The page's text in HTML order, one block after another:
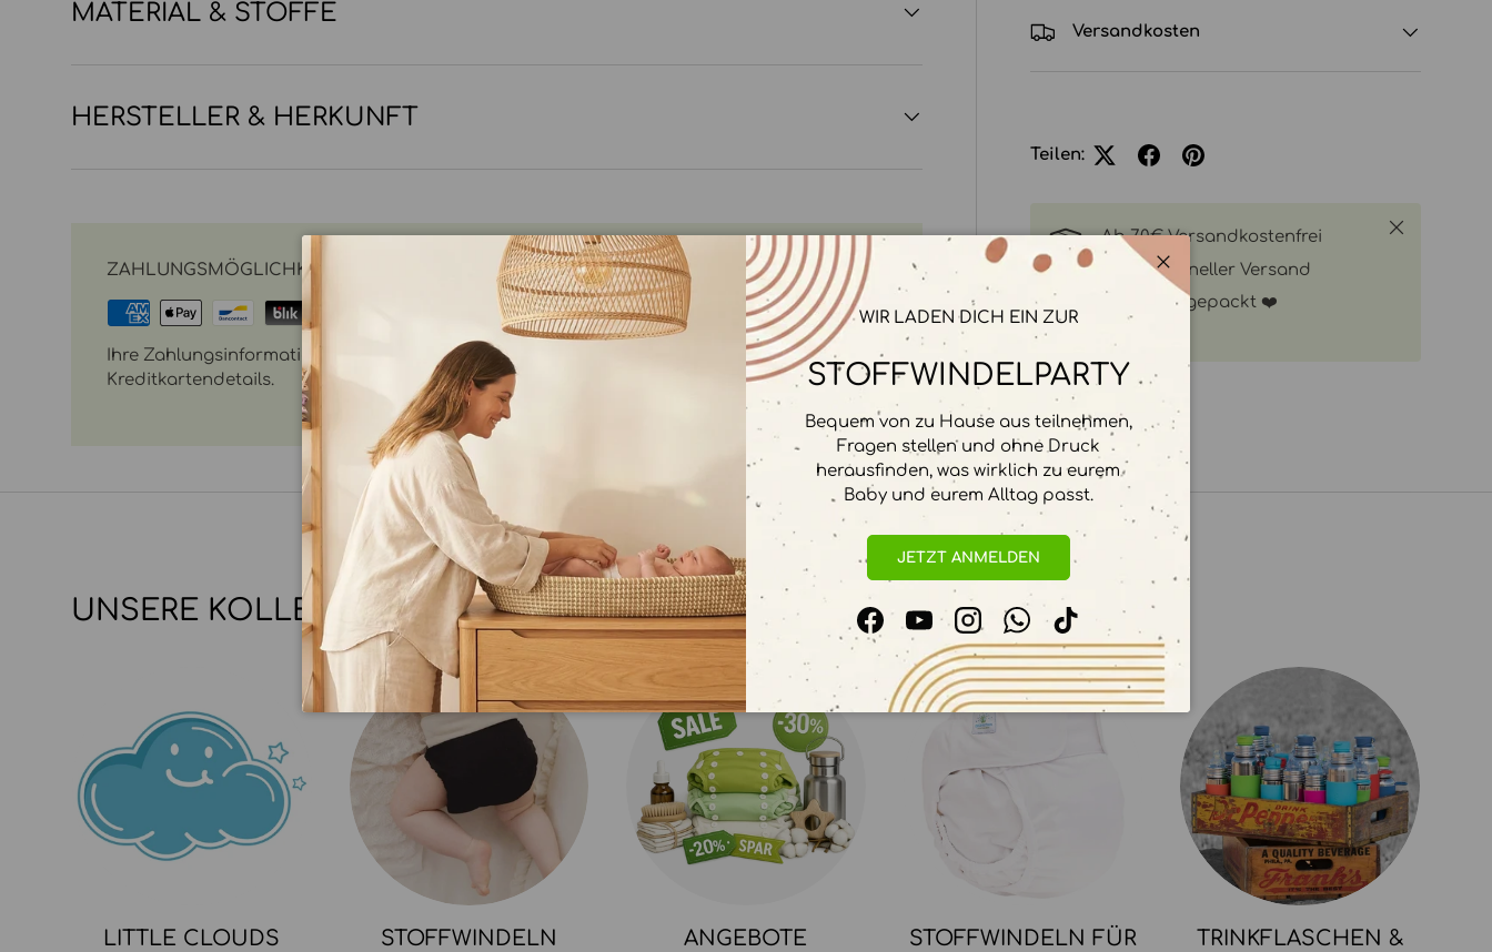
Versandkosten
Teilen:
Ab 70€ Versandkostenfrei
Super schneller Versand
Mit Liebe gepackt ❤️
Schließen
MATERIAL & STOFFE
HERSTELLER & HERKUNFT
ZAHLUNGSMÖGLICHKEITEN
Ihre Zahlungsinformationen werden sicher verarbeitet. Wir speichern keine
Kreditkartendetails.
UNSERE KOLLEKTIONEN
LITTLE CLOUDS STOFFWINDELN ANGEBOTE
STOFFWINDELN FÜR
TRINKFLASCHEN &
Schließen
WIR LADEN DICH EIN ZUR
STOFFWINDELPARTY
Bequem von zu Hause aus teilnehmen,
Fragen stellen und ohne Druck
herausfinden, was wirklich zu eurem
Baby und eurem Alltag passt.
JETZT ANMELDEN
FacebookYouTubeInstagramWhatsApp
TikTok